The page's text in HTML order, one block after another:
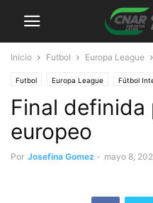
Inicio Futbol Europa League
Futbol Europa League Fútbol
Final
europeo
Por Josefina Gomez - mayo 8,